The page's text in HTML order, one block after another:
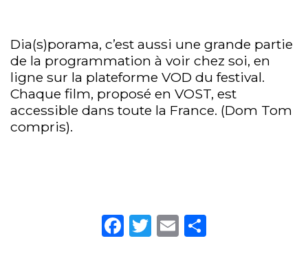
Dia(s)porama, c’est aussi une grande partie
de la programmation à voir chez soi, en
ligne sur la plateforme VOD du festival.
Chaque film, proposé en VOST, est
accessible dans toute la France. (Dom Tom
compris).
Facebook
Twitter
Email